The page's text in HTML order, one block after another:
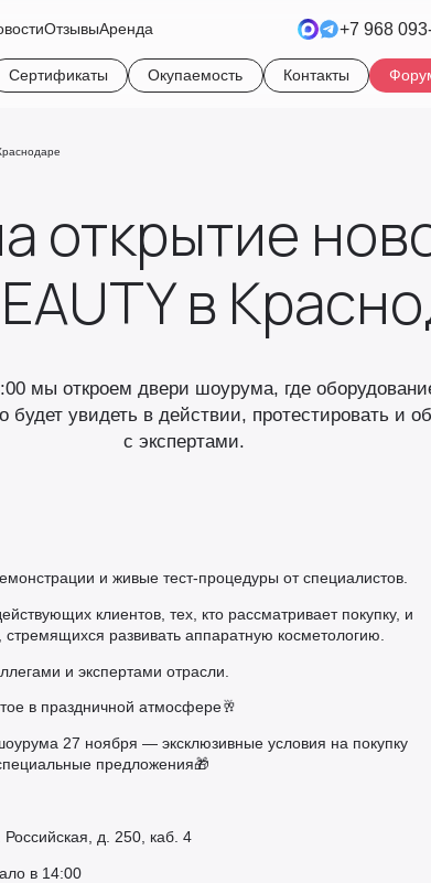
ОтзывыАренда +7 968
Сертификаты Окупаемость Контакты
открытие
в
мы откроем двери шоурума, где
будет увидеть в действии, протестировать и
с экспертами.
и живые тест-процедуры от специалистов.
клиентов, тех, кто рассматривает покупку, и
развивать аппаратную косметологию.
и экспертами отрасли.
в праздничной атмосфере🥂
27 ноября — эксклюзивные условия на покупку
предложения🎁
Российская, д. 250, каб. 4
в 14:00